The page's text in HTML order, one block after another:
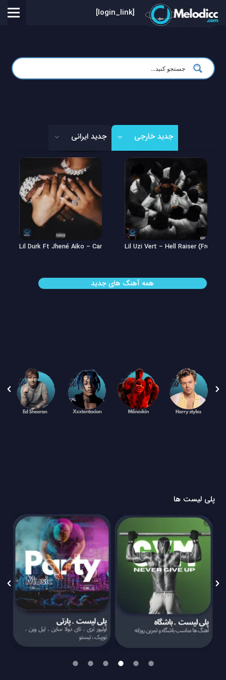
[login_link]
جدید خارجی جدید ایرانی
Lil Durk Ft Jhené Aiko – Can’t
Lil Uzi Vert – Double See
همه آهنگ های جدید
پلی لیست ها